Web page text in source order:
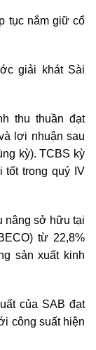
tục nắm giữ cổ
giải khát Sài
thu thuần đạt
lợi nhuận sau
kỳ). TCBS kỳ
tốt trong quý IV
nâng sở hữu tại
từ 22,8%
sản xuất kinh
của SAB đạt
công suất hiện